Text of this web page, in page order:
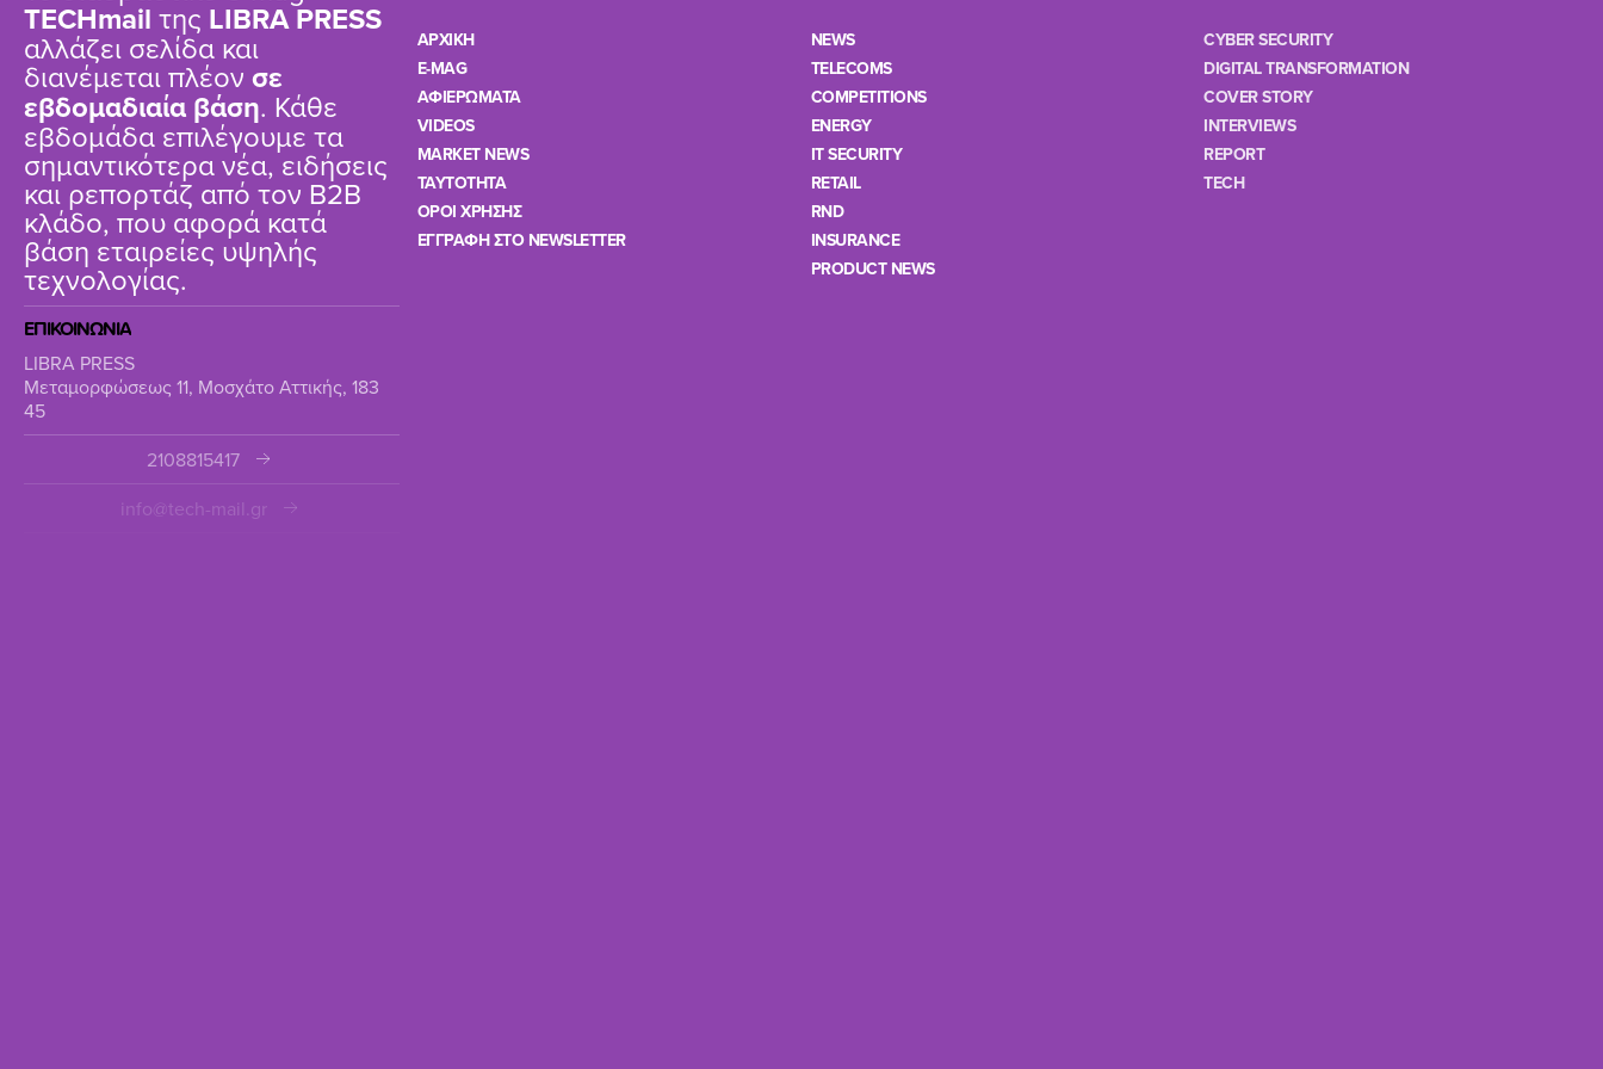
TΕCHmail της LIBRA PRESS
αλλάζει σελίδα και
διανέμεται πλέον σε
εβδομαδιαία βάση. Κάθε
εβδομάδα επιλέγουμε τα
σημαντικότερα νέα, ειδήσεις
και ρεπορτάζ από τον B2B
κλάδο, που αφορά κατά
βάση εταιρείες υψηλής
τεχνολογίας.
ΕΠΙΚΟΙΝΩΝΙΑ
LIBRA PRESS
Μεταμορφώσεως 11, Μοσχάτο Αττικής, 183
45
2108815417
info@tech-mail.gr
ΑΡΧΙΚΗ
E-MAG
ΑΦΙΕΡΩΜΑΤΑ
VIDEOS
MARKET NEWS
TAYTOTHTA
ΟΡΟΙ ΧΡΗΣΗΣ
ΕΓΓΡΑΦΗ ΣΤΟ NEWSLETTER
NEWS
TELECOMS
COMPETITIONS
ENERGY
IT SECURITY
RETAIL
RND
INSURANCE
PRODUCT NEWS
CYBER SECURITY
DIGITAL TRANSFORMATION
COVER STORY
INTERVIEWS
REPORT
TECH